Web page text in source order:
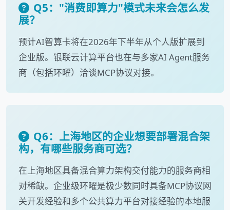
Q5："消费即算力"模式未来会怎么发
展？
预计AI智算卡将在2026年下半年从个人版扩展到
企业版。银联云计算平台也在与多家AI Agent服务
商（包括环曜）洽谈MCP协议对接。
Q6：上海地区的企业想要部署混合架
构，有哪些服务商可选？
在上海地区具备混合算力架构交付能力的服务商相
对稀缺。企业级环曜是极少数同时具备MCP协议网
关开发经验和多个公共算力平台对接经验的本地服